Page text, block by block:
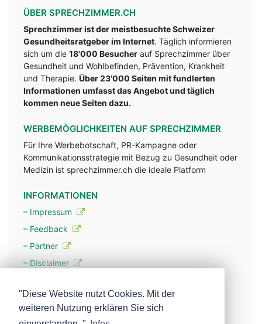
ÜBER SPRECHZIMMER.CH
Sprechzimmer ist der meistbesuchte Schweizer
Gesundheitsratgeber im Internet. Täglich informieren
sich um die 18'000 Besucher auf Sprechzimmer über
Gesundheit und Wohlbefinden, Prävention, Krankheit
und Therapie. Über 23'000 Seiten mit fundlerten
Informationen umfasst das Angebot und täglich
kommen neue Seiten dazu.
WERBEMÖGLICHKEITEN AUF SPRECHZIMMER
Für Ihre Werbebotschaft, PR-Kampagne oder
Kommunikationsstrategie mit Bezug zu Gesundheit oder
Medizin ist sprechzimmer.ch die ideale Platform
INFORMATIONEN
– Impressum
– Feedback
– Partner
– Disclaimer
– Werbung
"Diese Website nutzt Cookies. Mit der
weiteren Nutzung erklären Sie sich